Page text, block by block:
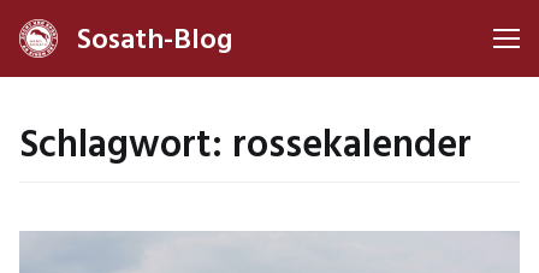
Sosath-Blog
Schlagwort: rossekalender